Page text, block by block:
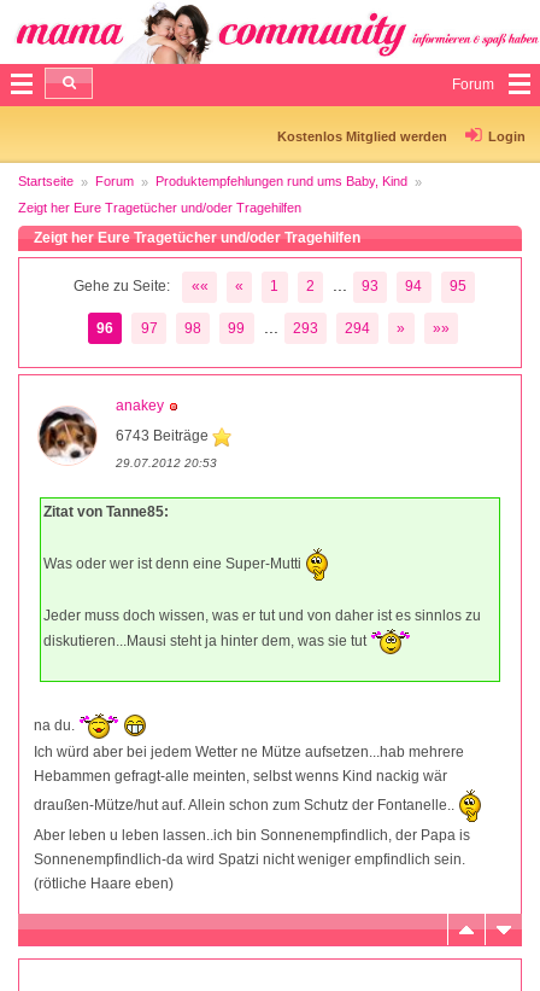
Forum
Kostenlos Mitglied werden Login
Startseite Forum
Produktempfehlungen rund ums Baby, Kind
Zeigt her Eure Tragetücher und/oder Tragehilfen
Zeigt her Eure Tragetücher und/oder Tragehilfen
Gehe zu Seite: «« « 1 2 93 94 95
96 97 98 99 293 294 » »»
anakey
6743 Beiträge
29.07.2012 20:53
Zitat von Tanne85:
Was oder wer ist denn eine Super-Mutti
Jeder muss doch wissen, was er tut und von daher ist es sinnlos zu
diskutieren...Mausi steht ja hinter dem, was sie tut
na du.
Ich würd aber bei jedem Wetter ne Mütze aufsetzen...hab mehrere
Hebammen gefragt-alle meinten, selbst wenns Kind nackig wär
draußen-Mütze/hut auf. Allein schon zum Schutz der Fontanelle..
Aber leben u leben lassen..ich bin Sonnenempfindlich, der Papa is
Sonnenempfindlich-da wird Spatzi nicht weniger empfindlich sein.
(rötliche Haare eben)